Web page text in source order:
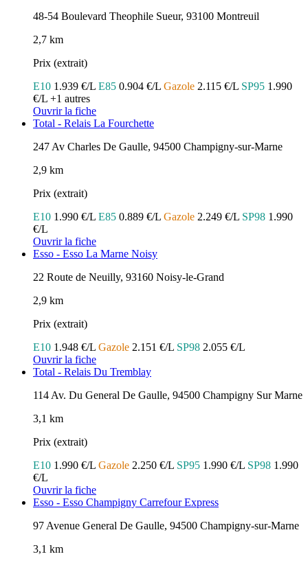
48-54 Boulevard Theophile Sueur, 93100 Montreuil
2,7 km
Prix (extrait)
E10 1.939 €/L E85 0.904 €/L Gazole 2.115 €/L SP95 1.990
€/L +1 autres
Ouvrir la fiche
Total - Relais La Fourchette
247 Av Charles De Gaulle, 94500 Champigny-sur-Marne
2,9 km
Prix (extrait)
E10 1.990 €/L E85 0.889 €/L Gazole 2.249 €/L SP98 1.990
€/L
Ouvrir la fiche
Esso - Esso La Marne Noisy
22 Route de Neuilly, 93160 Noisy-le-Grand
2,9 km
Prix (extrait)
E10 1.948 €/L Gazole 2.151 €/L SP98 2.055 €/L
Ouvrir la fiche
Total - Relais Du Tremblay
114 Av. Du General De Gaulle, 94500 Champigny Sur Marne
3,1 km
Prix (extrait)
E10 1.990 €/L Gazole 2.250 €/L SP95 1.990 €/L SP98 1.990
€/L
Ouvrir la fiche
Esso - Esso Champigny Carrefour Express
97 Avenue General De Gaulle, 94500 Champigny-sur-Marne
3,1 km